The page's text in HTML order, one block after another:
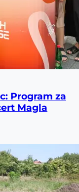
Program za
Magla